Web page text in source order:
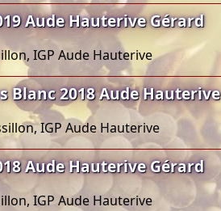
Aude Hauterive Gérard
IGP Aude Hauterive
Blanc 2018 Aude Hauterive
IGP Aude Hauterive
Aude Hauterive Gérard
IGP Aude Hauterive